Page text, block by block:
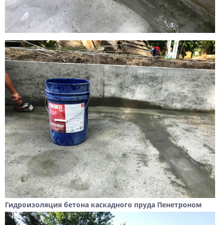
Гидроизоляция бетона каскадного пруда Пенетроном